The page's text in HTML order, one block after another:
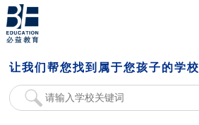
让我们帮您找到属于您孩子的学校